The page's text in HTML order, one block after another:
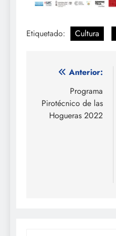
Etiquetado: Cultura
Navegación
entradas
Anterior:
Programa
Pirotécnico de las
Hogueras 2022